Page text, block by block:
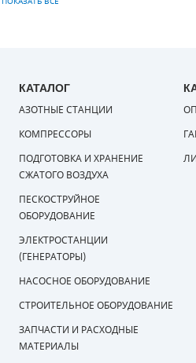
ПОРШНЕВЫЕ
ПОРШНЕВЫЕ
ПОРШНЕВЫЕ
ПОРШНЕВЫЕ
ПОРШНЕВЫЕ С
ПОРШНЕВЫЕ С
ПОРШНЕВЫЕ С
ДВУХПОРШНЕВЫЕ КОМПРЕССОРЫ
БЕНЗИНОВЫЕ КОМПРЕССОРЫ
КАТАЛОГ
АЗОТНЫЕ СТАНЦИИ
КОМПРЕССОРЫ
ПОДГОТОВКА И ХРАНЕНИЕ
СЖАТОГО ВОЗДУХА
ПЕСКОСТРУЙНОЕ
ОБОРУДОВАНИЕ
ЭЛЕКТРОСТАНЦИИ
(ГЕНЕРАТОРЫ)
НАСОСНОЕ ОБОРУДОВАНИЕ
СТРОИТЕЛЬНОЕ ОБОРУДОВАНИЕ
ЗАПЧАСТИ И РАСХОДНЫЕ
МАТЕРИАЛЫ